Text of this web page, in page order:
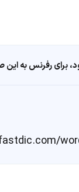
رفرنس به این